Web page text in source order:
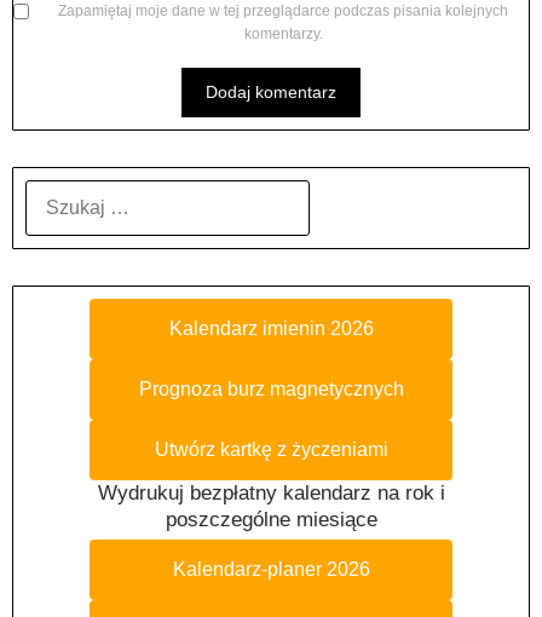
Zapamiętaj moje dane w tej przeglądarce podczas pisania kolejnych
komentarzy.
Kalendarz imienin 2026
Prognoza burz magnetycznych
Utwórz kartkę z życzeniami
Wydrukuj bezpłatny kalendarz na rok i
poszczególne miesiące
Kalendarz-planer 2026